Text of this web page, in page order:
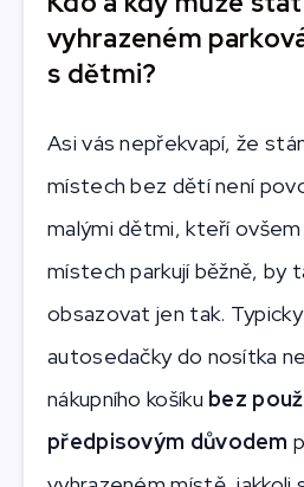
vyhrazeném
s dětmi?
Asi vás nepřekvapí, že
místech bez dětí není
malými dětmi, kteří ovšem
místech parkují běžně, by
obsazovat jen tak.
autosedačky do nosítka
nákupního košíku bez
předpisovým důvodem